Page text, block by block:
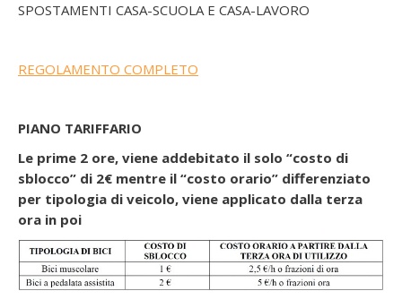
SPOSTAMENTI CASA-SCUOLA E CASA-LAVORO
REGOLAMENTO COMPLETO
PIANO TARIFFARIO
Le prime 2 ore, viene addebitato il solo “costo di
sblocco” di 2€ mentre il “costo orario” differenziato
per tipologia di veicolo, viene applicato dalla terza
ora in poi